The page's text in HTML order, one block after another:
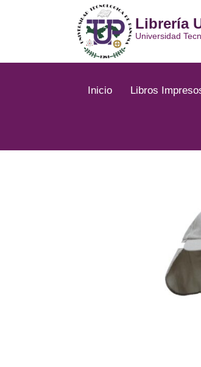
Librería
Universidad
Inicio Libros